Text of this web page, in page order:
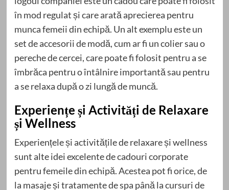
în mod regulat și care arată aprecierea pentru
munca femeii din echipă. Un alt exemplu este un
set de accesorii de modă, cum ar fi un colier sau o
pereche de cercei, care poate fi folosit pentru a se
îmbrăca pentru o întâlnire importantă sau pentru
a se relaxa după o zi lungă de muncă.
Experiențe și Activități de Relaxare
și Wellness
Experiențele și activitățile de relaxare și wellness
sunt alte idei excelente de cadouri corporate
pentru femeile din echipă. Acestea pot fi orice, de
la masaje și tratamente de spa până la cursuri de